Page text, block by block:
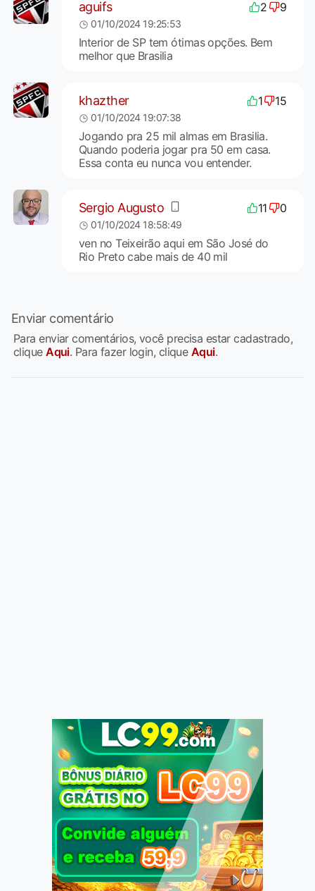
aguifs 2 9
01/10/2024 19:25:53
Interior de SP tem ótimas opções. Bem
melhor que Brasilia
khazther 1 15
01/10/2024 19:07:38
Jogando pra 25 mil almas em Brasilia.
Quando poderia jogar pra 50 em casa.
Essa conta eu nunca vou entender.
Sergio Augusto 11 0
01/10/2024 18:58:49
ven no Teixeirão aqui em São José do
Rio Preto cabe mais de 40 mil
Enviar comentário
Para enviar comentários, você precisa estar cadastrado,
cliqueAqui. Para fazer login, clique Aqui.